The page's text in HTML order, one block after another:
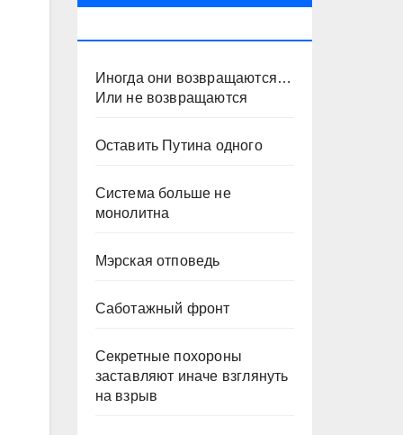
Иногда они возвращаются…
Или не возвращаются
Оставить Путина одного
Система больше не
монолитна
Мэрская отповедь
Саботажный фронт
Секретные похороны
заставляют иначе взглянуть
на взрыв